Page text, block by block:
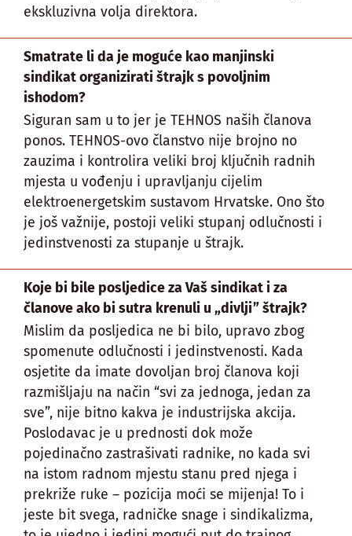
ekskluzivna volja direktora.
Smatrate li da je moguće kao manjinski
sindikat organizirati štrajk s povoljnim
ishodom?
Siguran sam u to jer je TEHNOS naših članova
ponos. TEHNOS-ovo članstvo nije brojno no
zauzima i kontrolira veliki broj ključnih radnih
mjesta u vođenju i upravljanju cijelim
elektroenergetskim sustavom Hrvatske. Ono što
je još važnije, postoji veliki stupanj odlučnosti i
jedinstvenosti za stupanje u štrajk.
Koje bi bile posljedice za Vaš sindikat i za
članove ako bi sutra krenuli u „divlji” štrajk?
Mislim da posljedica ne bi bilo, upravo zbog
spomenute odlučnosti i jedinstvenosti. Kada
osjetite da imate dovoljan broj članova koji
razmišljaju na način “svi za jednoga, jedan za
sve”, nije bitno kakva je industrijska akcija.
Poslodavac je u prednosti dok može
pojedinačno zastrašivati radnike, no kada svi
na istom radnom mjestu stanu pred njega i
prekriže ruke – pozicija moći se mijenja! To i
jeste bit svega, radničke snage i sindikalizma,